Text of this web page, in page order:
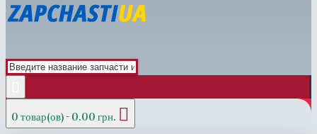
0 товар(ов) - 0.00 грн.